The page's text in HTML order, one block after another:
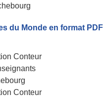
du Monde en format PDF